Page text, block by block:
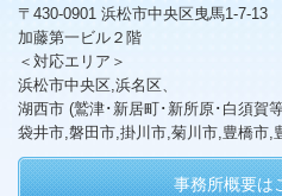
〒430-0901 浜松市中央区曳馬1-7-13
加藤第一ビル２階
＜対応エリア＞
浜松市中央区,浜名区、
湖西市 (鷲津･新居町･新所原･白須賀
袋井市,磐田市,掛川市,菊川市,豊橋市,
事務所概要は